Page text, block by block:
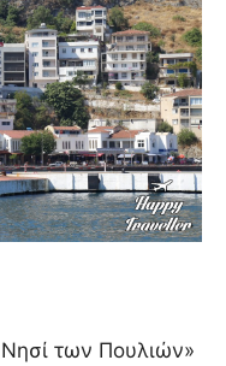
των Πουλιών»